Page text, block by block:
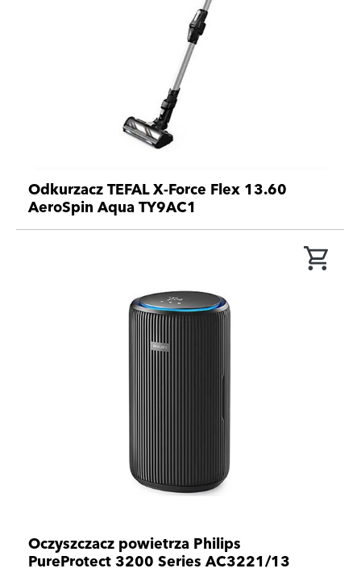
Odkurzacz TEFAL X-Force Flex 13.60
AeroSpin Aqua TY9AC1
Oczyszczacz powietrza Philips
PureProtect 3200 Series AC3221/13